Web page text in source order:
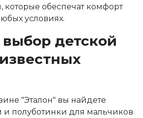
которые обеспечат комфорт
условиях.
детской
"Эталон" вы найдете
и полуботинки для мальчиков